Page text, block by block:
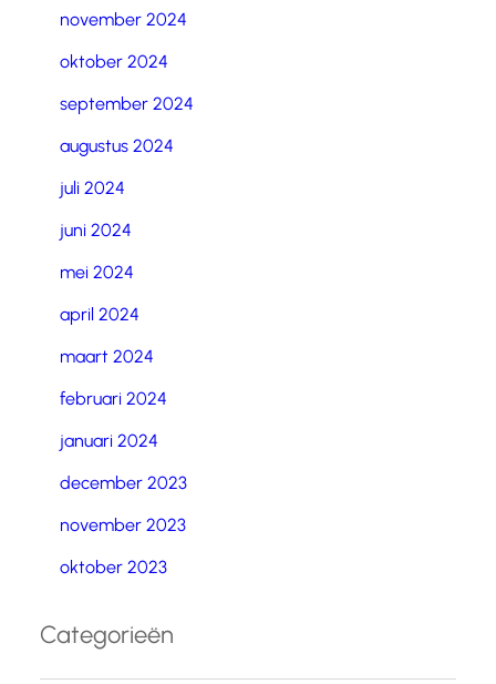
november 2024
oktober 2024
september 2024
augustus 2024
juli 2024
juni 2024
mei 2024
april 2024
maart 2024
februari 2024
januari 2024
december 2023
november 2023
oktober 2023
Categorieën